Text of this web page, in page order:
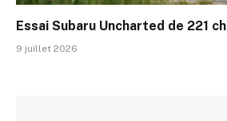
Essai Subaru Uncharted de 221 ch
9 juillet 2026